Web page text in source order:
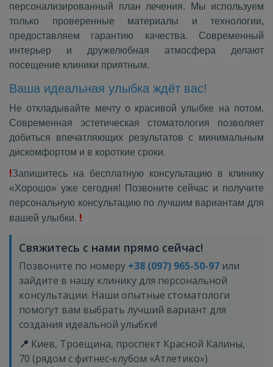
персонализированный план лечения. Мы используем
только проверенные материалы и технологии,
предоставляем гарантию качества. Современный
интерьер и дружелюбная атмосфера делают
посещение клиники приятным.
Ваша идеальная улыбка ждёт вас!
Не откладывайте мечту о красивой улыбке на потом.
Современная эстетическая стоматология позволяет
добиться впечатляющих результатов с минимальным
дискомфортом и в короткие сроки.
!Запишитесь на бесплатную консультацию в клинику
«Хорошо» уже сегодня! Позвоните сейчас и получите
персональную консультацию по лучшим вариантам для
вашей улыбки. !
Свяжитесь с нами прямо сейчас!
Позвоните по номеру +38 (097) 965-50-97 или
зайдите в нашу клинику для персональной
консультации. Наши опытные стоматологи
помогут вам выбрать лучший вариант для
создания идеальной улыбки!
📍 Киев, Троещина, проспект Красной Калины,
70 (рядом с фитнес‑клубом «Атлетико»)